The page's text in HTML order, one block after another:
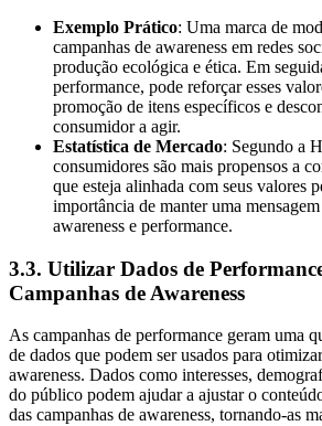
Exemplo Prático: Uma marca de
campanhas de awareness em redes
produção ecológica e ética. Em
performance, pode reforçar esses
promoção de itens específicos e
consumidor a agir.
Estatística de Mercado: Segundo a
consumidores são mais propensos a
que esteja alinhada com seus valores
importância de manter uma
awareness e performance.
3.3. Utilizar Dados de
Campanhas de Awareness
As campanhas de performance geram uma
de dados que podem ser usados para
awareness. Dados como interesses,
do público podem ajudar a ajustar o
das campanhas de awareness, tornando-as